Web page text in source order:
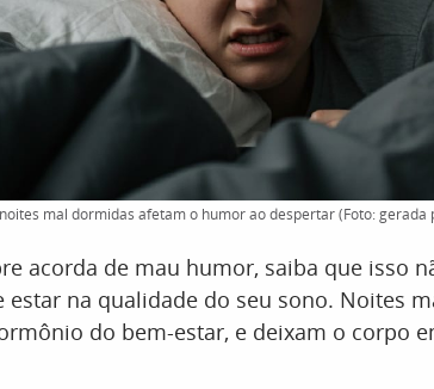
mal dormidas afetam o humor ao despertar (Foto: gerada
acorda de mau humor, saiba que isso
estar na qualidade do seu sono. Noites
do bem-estar, e deixam o corpo